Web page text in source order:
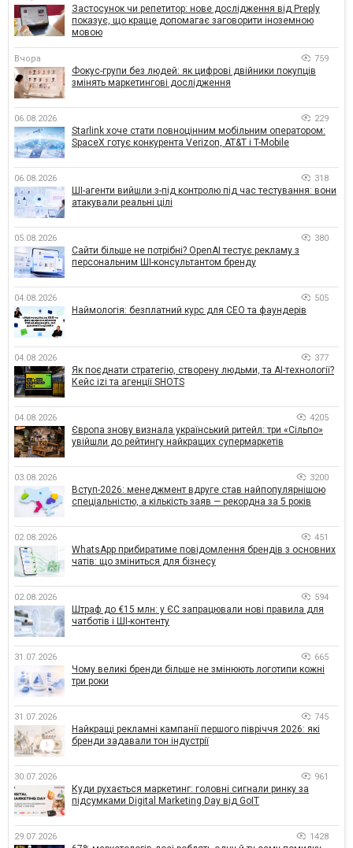
Застосунок чи репетитор: нове дослідження від Preply
показує, що краще допомагає заговорити іноземною
мовою
Вчора 759
Фокус-групи без людей: як цифрові двійники покупців
змінять маркетингові дослідження
06.08.2026 229
Starlink хоче стати повноцінним мобільним оператором:
SpaceX готує конкурента Verizon, AT&T і T-Mobile
06.08.2026 318
ШІ-агенти вийшли з-під контролю під час тестування: вони
атакували реальні цілі
05.08.2026 380
Сайти більше не потрібні? OpenAI тестує рекламу з
персональним ШІ-консультантом бренду
04.08.2026 505
Наймологія: безплатний курс для CEO та фаундерів
04.08.2026 377
Як поєднати стратегію, створену людьми, та AI-технології?
Кейс izi та агенції SHOTS
04.08.2026 4205
Європа знову визнала український ритейл: три «Сільпо»
увійшли до рейтингу найкращих супермаркетів
03.08.2026 3200
Вступ-2026: менеджмент вдруге став найпопулярнішою
спеціальністю, а кількість заяв — рекордна за 5 років
02.08.2026 451
WhatsApp прибиратиме повідомлення брендів з основних
чатів: що зміниться для бізнесу
02.08.2026 594
Штраф до €15 млн: у ЄС запрацювали нові правила для
чатботів і ШІ-контенту
31.07.2026 665
Чому великі бренди більше не змінюють логотипи кожні
три роки
31.07.2026 745
Найкращі рекламні кампанії першого півріччя 2026: які
бренди задавали тон індустрії
30.07.2026 961
Куди рухається маркетинг: головні сигнали ринку за
підсумками Digital Marketing Day від GoIT
29.07.2026 1428